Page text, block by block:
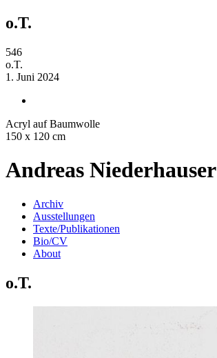
o.T.
546
o.T.
1. Juni 2024
Acryl auf Baumwolle
150 x 120 cm
Andreas Niederhauser
Archiv
Ausstellungen
Texte/Publikationen
Bio/CV
About
o.T.